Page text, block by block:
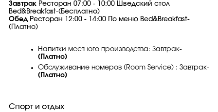
Завтрак Ресторан 07:00 - 10:00 Шведский стол
Bed&Breakfast-(Бесплатно)
ОбедРесторан 12:00 - 14:00 По меню Bed&Breakfast-
(Платно)
Напитки местного производства: Завтрак-
(Платно)
Обслуживание номеров (Room Service) : Завтрак-
(Платно)
Спорт и отдых